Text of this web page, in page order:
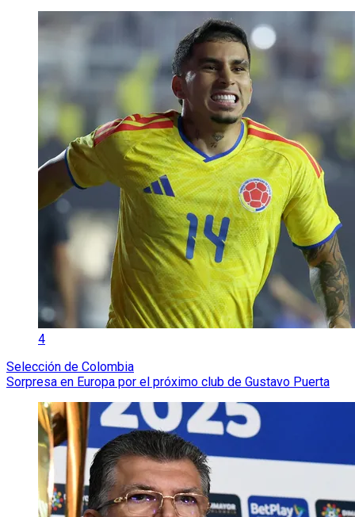
4
Selección de Colombia
Sorpresa en Europa por el próximo club de Gustavo Puerta